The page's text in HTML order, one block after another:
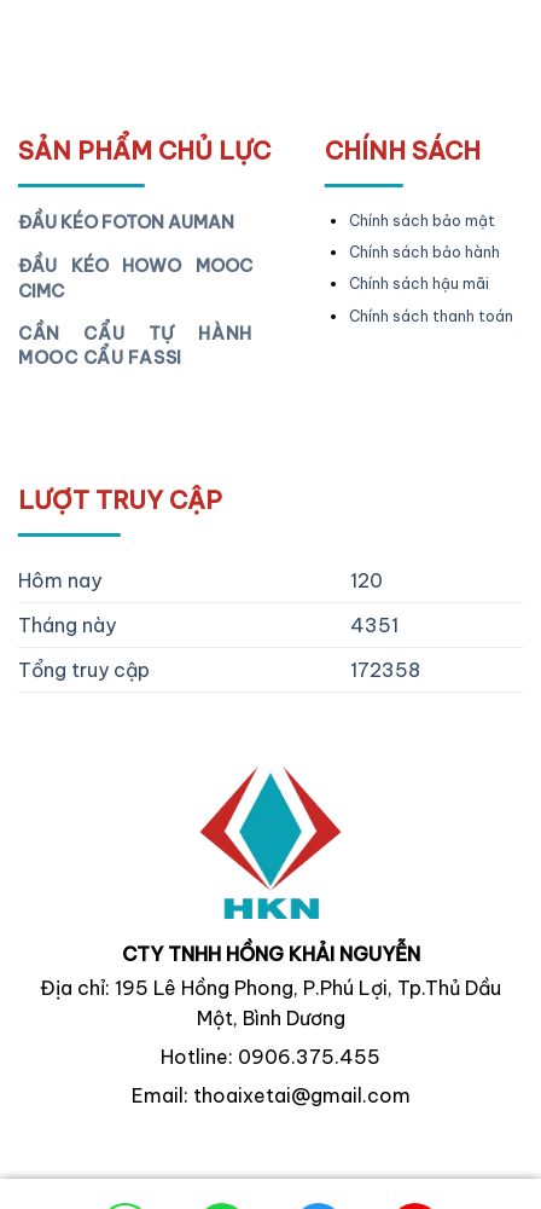
SẢN PHẨM CHỦ LỰC
ĐẦU KÉO FOTON AUMAN
ĐẦU KÉO HOWO MOOC
CIMC
CẦN CẨU TỰ HÀNH
MOOC CẨU FASSI
CHÍNH SÁCH
Chính sách bảo mật
Chính sách bảo hành
Chính sách hậu mãi
Chính sách thanh toán
LƯỢT TRUY CẬP
Hôm nay
120
Tháng này
4351
Tổng truy cập
172358
CTY TNHH HỒNG KHẢI NGUYỄN
Địa chỉ: 195 Lê Hồng Phong, P.Phú Lợi, Tp.Thủ Dầu
Một, Bình Dương
Hotline: 0906.375.455
Email: thoaixetai@gmail.com